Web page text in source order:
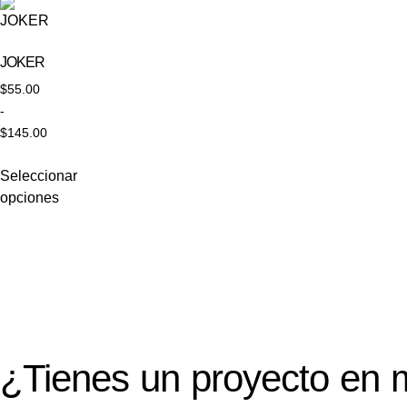
JOKER
$55.00
-
$145.00
Seleccionar
opciones
¿Tienes un proyecto en